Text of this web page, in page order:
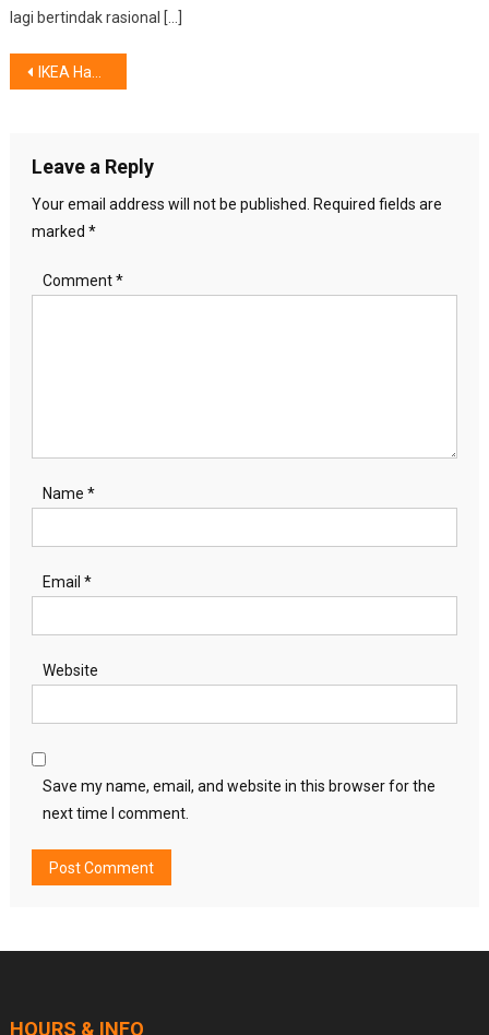
lagi bertindak rasional […]
Post
IKEA Hadirkan Garage Sale,Diskon mulai 50% untuk Ribuan Produk
Leave a Reply
Your email address will not be published.
Required fields are
marked *
Comment*
Name *
Email *
Website
Save my name, email, and website in this browser for the
next time I comment.
HOURS & INFO